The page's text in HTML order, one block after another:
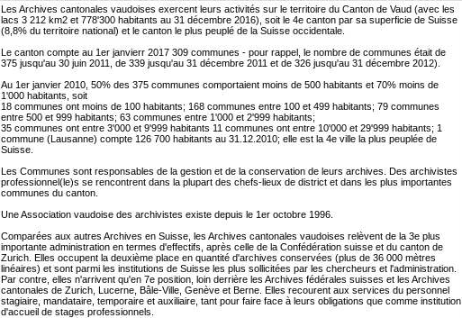
Les Archives cantonales vaudoises exercent leurs activités sur le territoire du Canton de Vaud (avec les
lacs 3 212 km2 et 778'300 habitants au 31 décembre 2016), soit le 4e canton par sa superficie de Suisse
(8,8% du territoire national) et le canton le plus peuplé de la Suisse occidentale.
Le canton compte au 1er janvierr 2017 309 communes - pour rappel, le nombre de communes était de
375 jusqu'au 30 juin 2011, de 339 jusqu'au 31 décembre 2011 et de 326 jusqu'au 31 décembre 2012).
Au 1er janvier 2010, 50% des 375 communes comportaient moins de 500 habitants et 70% moins de
1'000 habitants, soit
18 communes ont moins de 100 habitants; 168 communes entre 100 et 499 habitants; 79 communes
entre 500 et 999 habitants; 63 communes entre 1'000 et 2'999 habitants;
35 communes ont entre 3'000 et 9'999 habitants 11 communes ont entre 10'000 et 29'999 habitants; 1
commune (Lausanne) compte 126 700 habitants au 31.12.2010; elle est la 4e ville la plus peuplée de
Suisse.
Les Communes sont responsables de la gestion et de la conservation de leurs archives. Des archivistes
professionnel(le)s se rencontrent dans la plupart des chefs-lieux de district et dans les plus importantes
communes du canton.
Une Association vaudoise des archivistes existe depuis le 1er octobre 1996.
Comparées aux autres Archives en Suisse, les Archives cantonales vaudoises relèvent de la 3e plus
importante administration en termes d'effectifs, après celle de la Confédération suisse et du canton de
Zurich. Elles occupent la deuxième place en quantité d'archives conservées (plus de 36 000 mètres
linéaires) et sont parmi les institutions de Suisse les plus sollicitées par les chercheurs et l'administration.
Par contre, elles n'arrivent qu'en 7e position, loin derrière les Archives fédérales suisses et les Archives
cantonales de Zurich, Lucerne, Bâle-Ville, Genève et Berne. Elles recourent aux services du personnel
stagiaire, mandataire, temporaire et auxiliaire, tant pour faire face à leurs obligations que comme institution
d'accueil de stages professionnels.